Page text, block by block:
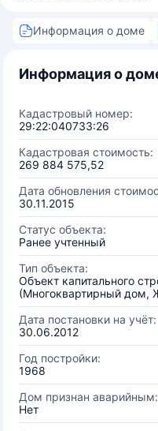
Информация о доме
Информация о
Кадастровый номер:
29:22:040733:26
Кадастровая стоимость:
269 884 575,52
Дата обновления
30.11.2015
Статус объекта:
Ранее учтенный
Тип объекта:
Объект капитального
(Многоквартирный дом,
Дата постановки на учёт:
30.06.2012
Год постройки:
1968
Дом признан аварийным:
Нет